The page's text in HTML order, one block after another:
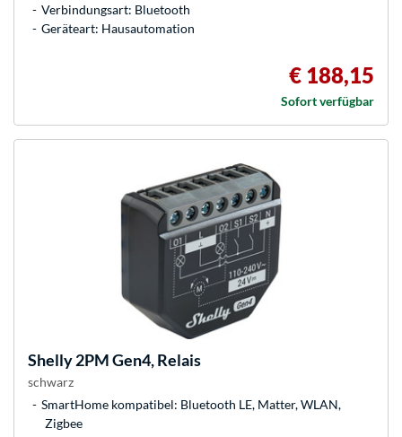
Verbindungsart: Bluetooth
Geräteart: Hausautomation
€ 188,15
Sofort verfügbar
Shelly2PM Gen4, Relais
schwarz
SmartHome kompatibel: Bluetooth LE, Matter, WLAN,
Zigbee